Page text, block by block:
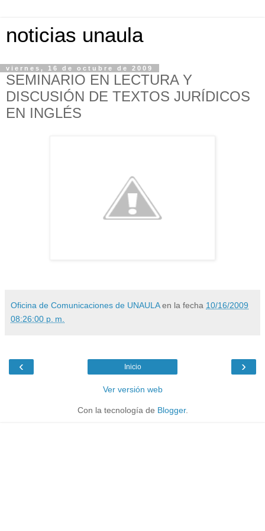
noticias unaula
viernes, 16 de octubre de 2009
SEMINARIO EN LECTURA Y
DISCUSIÓN DE TEXTOS JURÍDICOS
EN INGLÉS
Oficina de Comunicaciones de UNAULA en la fecha 10/16/2009
08:26:00 p. m.
‹ ›
Inicio
Ver versión web
Con la tecnología de Blogger.